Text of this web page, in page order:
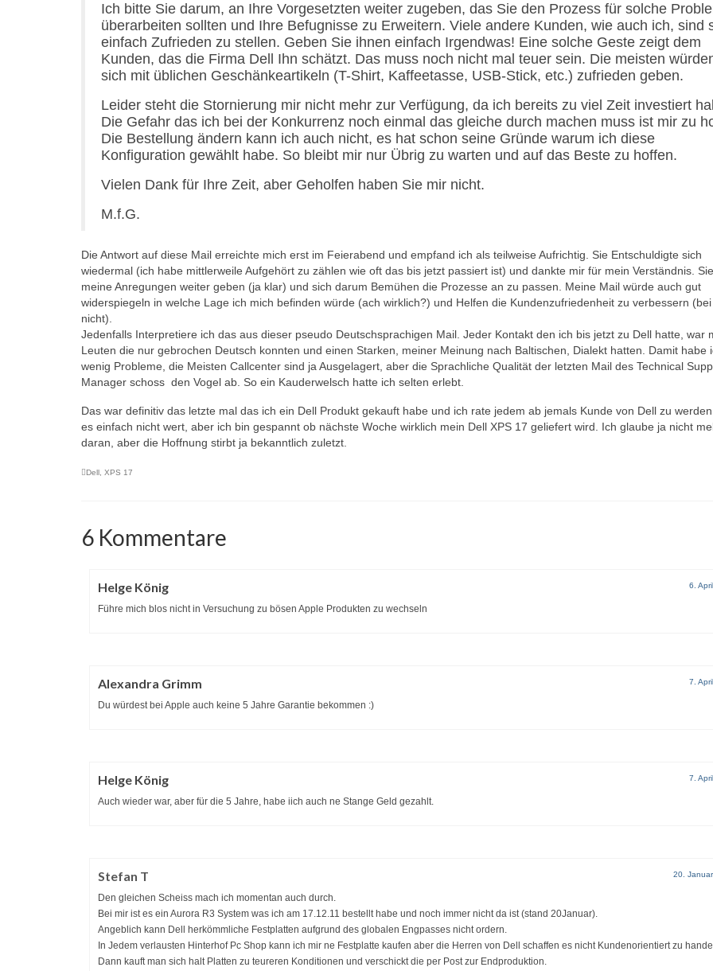
Ich bitte Sie darum, an Ihre Vorgesetzten weiter zugeben, das Sie den Prozess für solche
überarbeiten sollten und Ihre Befugnisse zu Erweitern. Viele andere Kunden, wie auch ich, sind
einfach Zufrieden zu stellen. Geben Sie ihnen einfach Irgendwas! Eine solche Geste zeigt dem
Kunden, das die Firma Dell Ihn schätzt. Das muss noch nicht mal teuer sein. Die meisten
sich mit üblichen Geschänkeartikeln (T-Shirt, Kaffeetasse, USB-Stick, etc.) zufrieden geben.
Leider steht die Stornierung mir nicht mehr zur Verfügung, da ich bereits zu viel Zeit investiert
Die Gefahr das ich bei der Konkurrenz noch einmal das gleiche durch machen muss ist mir zu
Die Bestellung ändern kann ich auch nicht, es hat schon seine Gründe warum ich diese
Konfiguration gewählt habe. So bleibt mir nur Übrig zu warten und auf das Beste zu hoffen.
Vielen Dank für Ihre Zeit, aber Geholfen haben Sie mir nicht.
M.f.G.
Die Antwort auf diese Mail erreichte mich erst im Feierabend und empfand ich als teilweise Aufrichtig. Sie Entschuldigte sich
wiedermal (ich habe mittlerweile Aufgehört zu zählen wie oft das bis jetzt passiert ist) und dankte mir für mein Verständnis.
meine Anregungen weiter geben (ja klar) und sich darum Bemühen die Prozesse an zu passen. Meine Mail würde auch gut
widerspiegeln in welche Lage ich mich befinden würde (ach wirklich?) und Helfen die Kundenzufriedenheit zu verbessern
nicht).
Jedenfalls Interpretiere ich das aus dieser pseudo Deutschsprachigen Mail. Jeder Kontakt den ich bis jetzt zu Dell hatte, war
Leuten die nur gebrochen Deutsch konnten und einen Starken, meiner Meinung nach Baltischen, Dialekt hatten. Damit habe
wenig Probleme, die Meisten Callcenter sind ja Ausgelagert, aber die Sprachliche Qualität der letzten Mail des Technical
Manager schoss den Vogel ab. So ein Kauderwelsch hatte ich selten erlebt.
Das war definitiv das letzte mal das ich ein Dell Produkt gekauft habe und ich rate jedem ab jemals Kunde von Dell zu
es einfach nicht wert, aber ich bin gespannt ob nächste Woche wirklich mein Dell XPS 17 geliefert wird. Ich glaube ja nicht
daran, aber die Hoffnung stirbt ja bekanntlich zuletzt.
Dell, XPS 17
6 Kommentare
Helge König 6.
Führe mich blos nicht in Versuchung zu bösen Apple Produkten zu wechseln
Alexandra Grimm 7.
Du würdest bei Apple auch keine 5 Jahre Garantie bekommen :)
Helge König 7.
Auch wieder war, aber für die 5 Jahre, habe iich auch ne Stange Geld gezahlt.
Stefan T 20.
Den gleichen Scheiss mach ich momentan auch durch.
Bei mir ist es ein Aurora R3 System was ich am 17.12.11 bestellt habe und noch immer nicht da ist (stand 20Januar).
Angeblich kann Dell herkömmliche Festplatten aufgrund des globalen Engpasses nicht ordern.
In Jedem verlausten Hinterhof Pc Shop kann ich mir ne Festplatte kaufen aber die Herren von Dell schaffen es nicht Kundenorientiert zu
Dann kauft man sich halt Platten zu teureren Konditionen und verschickt die per Post zur Endproduktion.